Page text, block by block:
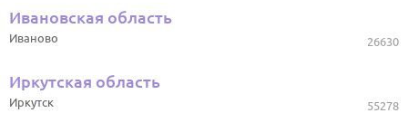
Ивановская область
26630
Иваново
Иркутская область
55278
Иркутск